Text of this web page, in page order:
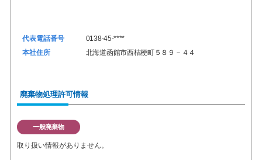
代表電話番号
0138-45-****
本社住所
北海道函館市西桔梗町５８９－４４
廃棄物処理許可情報
一般廃棄物
取り扱い情報がありません。